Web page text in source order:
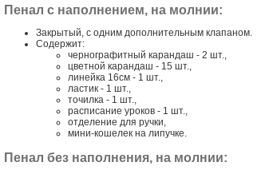
Пенал с наполнением, на молнии:
Закрытый, с одним дополнительным клапаном.
Содержит:
чернографитный карандаш - 2 шт.,
цветной карандаш - 15 шт.,
линейка 16см - 1 шт.,
ластик - 1 шт.,
точилка - 1 шт.,
расписание уроков - 1 шт.,
отделение для ручки,
мини-кошелек на липучке.
Пенал без наполнения, на молнии: